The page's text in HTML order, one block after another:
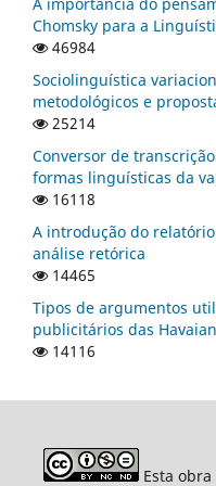
Chomsky para a
46984
Sociolinguística
metodológicos e
25214
Conversor de
formas linguísticas da
16118
A introdução do
análise retórica
14465
Tipos de argumentos
publicitários das
14116
Esta